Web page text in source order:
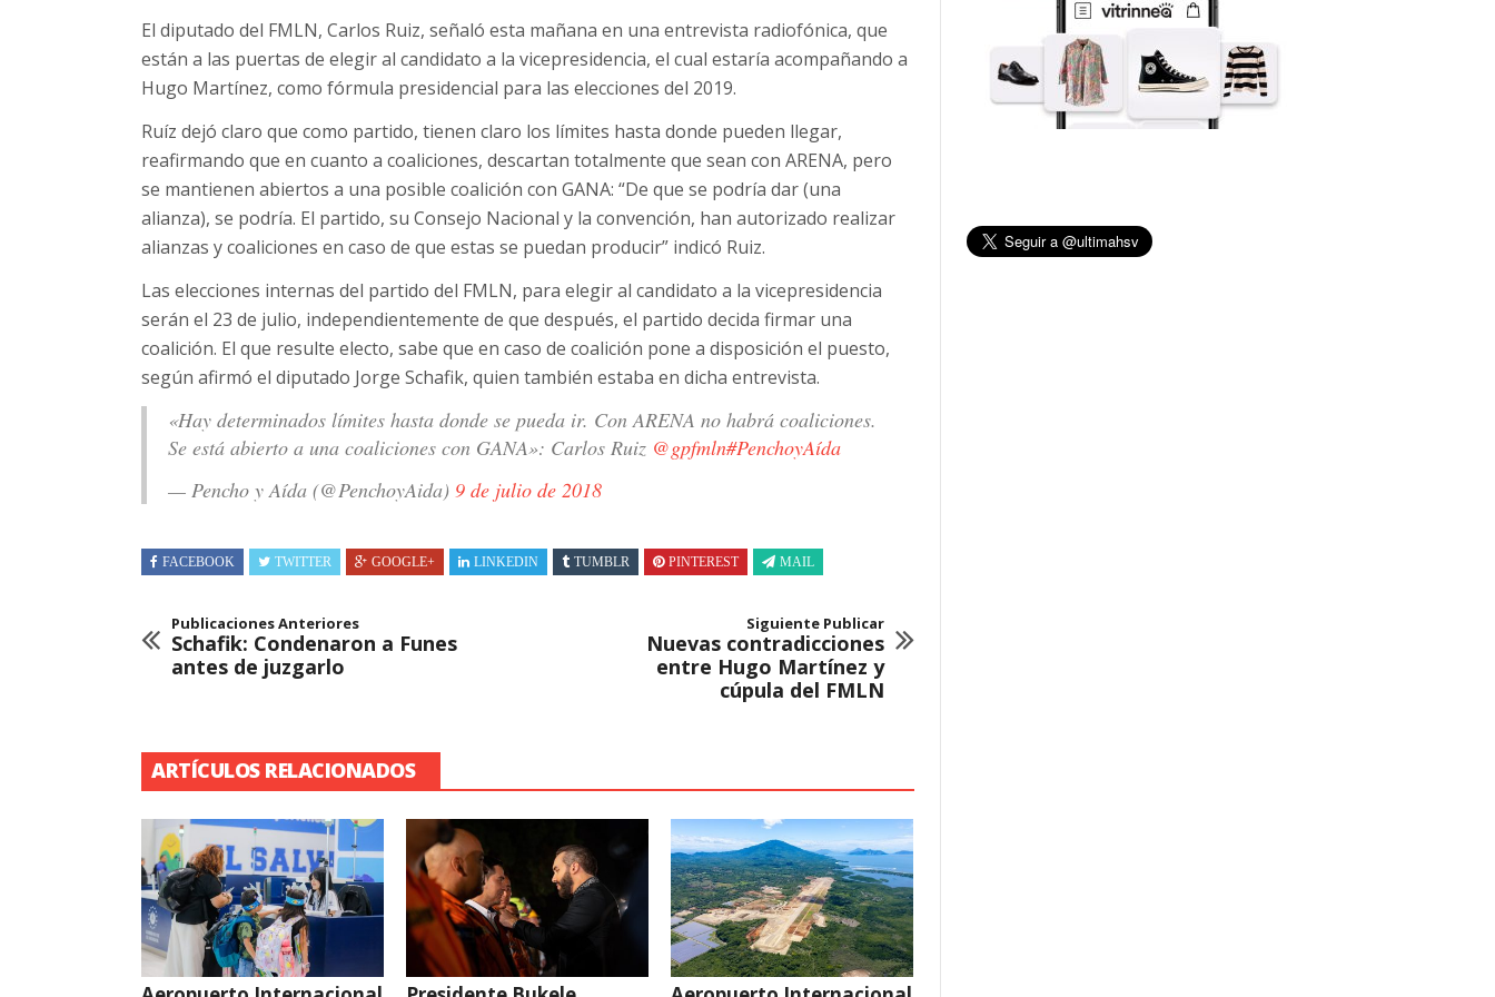
El diputado del FMLN, Carlos Ruiz, señaló esta mañana en una entrevista radiofónica, que
están a las puertas de elegir al candidato a la vicepresidencia, el cual estaría acompañando a
Hugo Martínez, como fórmula presidencial para las elecciones del 2019.
Ruíz dejó claro que como partido, tienen claro los límites hasta donde pueden llegar,
reafirmando que en cuanto a coaliciones, descartan totalmente que sean con ARENA, pero
se mantienen abiertos a una posible coalición con GANA: “De que se podría dar (una
alianza), se podría. El partido, su Consejo Nacional y la convención, han autorizado realizar
alianzas y coaliciones en caso de que estas se puedan producir” indicó Ruiz.
Las elecciones internas del partido del FMLN, para elegir al candidato a la vicepresidencia
serán el 23 de julio, independientemente de que después, el partido decida firmar una
coalición. El que resulte electo, sabe que en caso de coalición pone a disposición el puesto,
según afirmó el diputado Jorge Schafik, quien también estaba en dicha entrevista.
«Hay determinados límites hasta donde se pueda ir. Con ARENA no habrá coaliciones.
Se está abierto a una coaliciones con GANA»: Carlos Ruiz @gpfmln#PenchoyAída
— Pencho y Aída (@PenchoyAida) 9 de julio de 2018
FACEBOOK TWITTER GOOGLE+ LINKEDIN TUMBLR PINTEREST MAIL
Publicaciones Anteriores
Schafik: Condenaron a Funes
antes de juzgarlo
Siguiente Publicar
Nuevas contradicciones
entre Hugo Martínez y
cúpula del FMLN
ARTÍCULOS RELACIONADOS